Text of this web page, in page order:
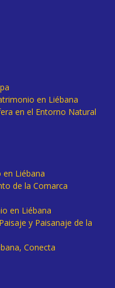
en Liébana
en el Entorno Natural
en Liébana
de la Comarca
en Liébana
y Paisanaje de la
Conecta